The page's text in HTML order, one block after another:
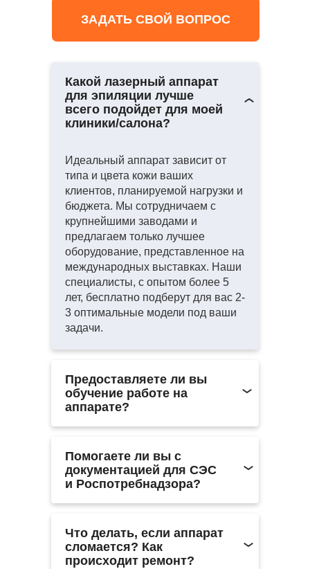
Какой лазерный аппарат
для эпиляции лучше
всего подойдет для моей
клиники/салона?
Идеальный аппарат зависит от
типа и цвета кожи ваших
клиентов, планируемой нагрузки и
бюджета. Мы сотрудничаем с
крупнейшими заводами и
предлагаем только лучшее
оборудование, представленное на
международных выставках. Наши
специалисты, с опытом более 5
лет, бесплатно подберут для вас 2-
3 оптимальные модели под ваши
задачи.
Предоставляете ли вы
обучение работе на
аппарате?
сосредоточить все ресурсы на
качестве оборудования и его
стоимости. Однако мы поможем
обучение как онлайн, так и
оффлайн.
Помогаете ли вы с
документацией для СЭС
и Роспотребнадзора?
ввода аппарата в эксплуатацию.
Это позволяет нам сохранять
Что делать, если аппарат
сломается? Как
происходит ремонт?
ЗАДАТЬ СВОЙ ВОПРОС